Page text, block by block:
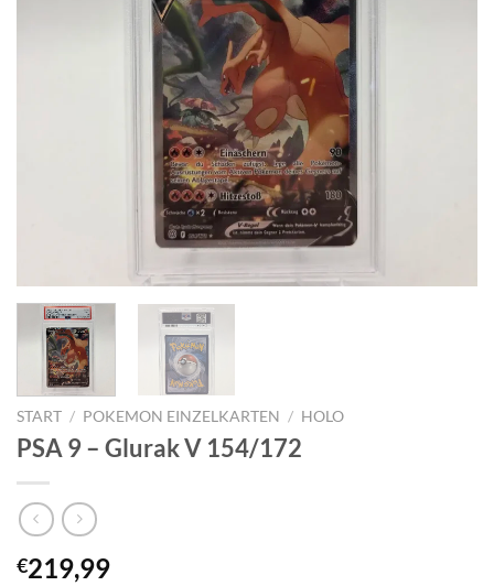
START / POKEMON EINZELKARTEN / HOLO
PSA 9 – Glurak V 154/172
€219,99